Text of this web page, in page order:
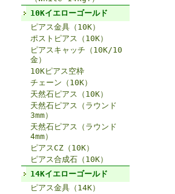
10Kイエローゴールド
ピアス金具（10K）
ポストピアス（10K）
ピアスキャッチ（10K/10
金）
10Kピアス空枠
チェーン（10K）
天然石ピアス（10K）
天然石ピアス（ラウンド
3mm）
天然石ピアス（ラウンド
4mm）
ピアスCZ（10K）
ピアス合成石（10K）
14Kイエローゴールド
ピアス金具（14K）